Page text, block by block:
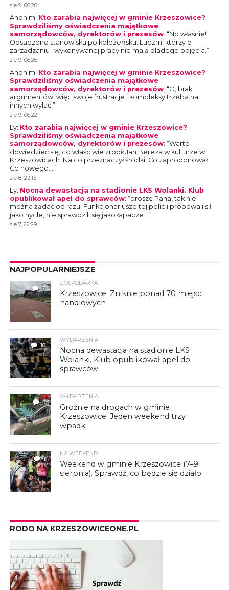
sie 9, 06:28
Anonim: Kto zarabia najwięcej w gminie Krzeszowice?
Sprawdziliśmy oświadczenia majątkowe
samorządowców, dyrektorów i prezesów: “No właśnie!
Obsadzono stanowiska po koleżeńsku. Ludźmi którzy o
zarządzaniu i wykonywanej pracy nie mają bladego pojęcia. ”
sie 9, 06:26
Anonim: Kto zarabia najwięcej w gminie Krzeszowice?
Sprawdziliśmy oświadczenia majątkowe
samorządowców, dyrektorów i prezesów: “O, brak
argumentów, więc swoje frustracje i kompleksy trzeba na
innych wylać. ”
sie 9, 06:22
Ly: Kto zarabia najwięcej w gminie Krzeszowice?
Sprawdziliśmy oświadczenia majątkowe
samorządowców, dyrektorów i prezesów: “Warto
dowiedzieć się, co właściwie zrobił Jan Bereza w kulturze w
Krzeszowicach. Na co przeznaczył środki. Co zaproponował.
Co nowego… ”
sie 8, 23:15
Ly: Nocna dewastacja na stadionie LKS Wolanki. Klub
opublikował apel do sprawców: “proszę Pana, tak nie
można żądać od razu. Funkcjonariusze tej policji próbowali sił
jako hycle, nie sprawdzili się jako łapacze… ”
sie 7, 22:29
NAJPOPULARNIEJSZE
7
GOSPODARKA
Krzeszowice. Zniknie ponad 70 miejsc
handlowych
18
WYDARZENIA
Nocna dewastacja na stadionie LKS
Wolanki. Klub opublikował apel do
sprawców
3
WYDARZENIA
Groźnie na drogach w gminie
Krzeszowice. Jeden weekend trzy
wpadki
1
NA WEEKEND
Weekend w gminie Krzeszowice (7–9
sierpnia). Sprawdź, co będzie się działo
RODO NA KRZESZOWICEONE.PL